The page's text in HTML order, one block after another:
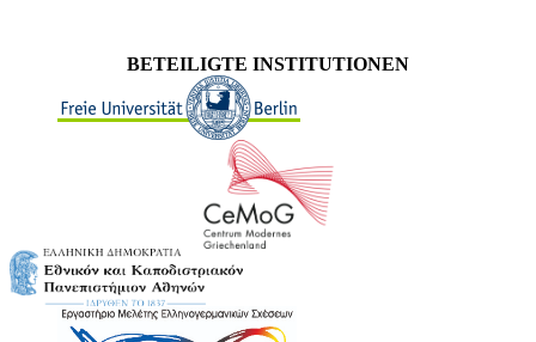
BETEILIGTE INSTITUTIONEN